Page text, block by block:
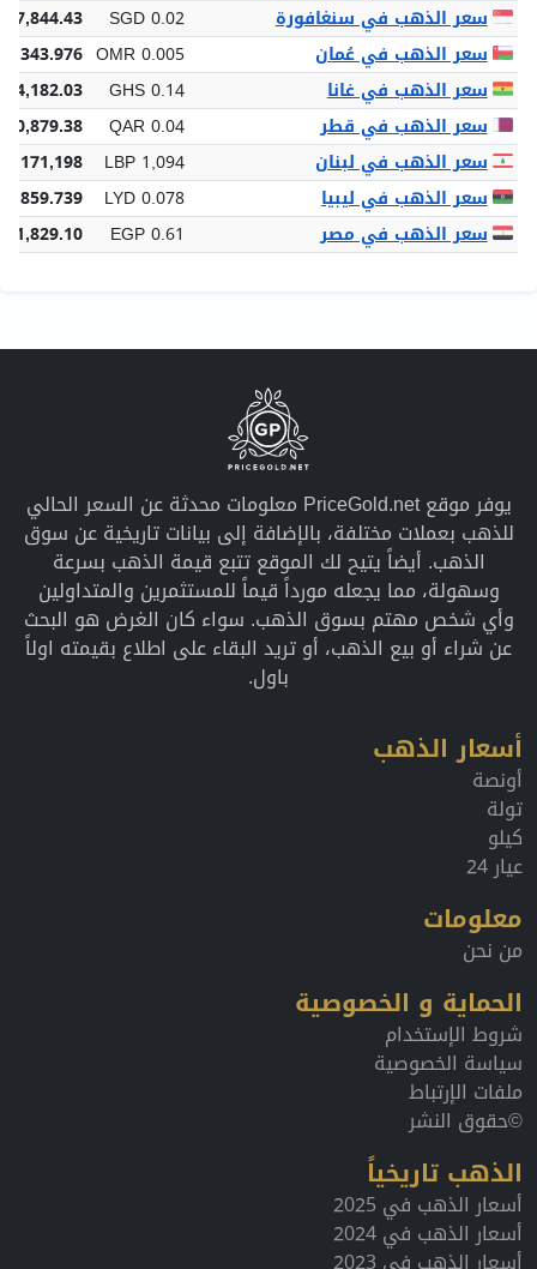
سعر الذهب في سنغافورة
SGD 0.02
سعر الذهب في عُمان
OMR 0.005
سعر الذهب في غانا
GHS 0.14
سعر الذهب في قطر
QAR 0.04
سعر الذهب في لبنان
LBP 1,094
سعر الذهب في ليبيا
LYD 0.078
سعر الذهب في مصر
EGP 0.61
يوفر موقع PriceGold.net معلومات محدثة عن السعر الحالي
للذهب بعملات مختلفة، بالإضافة إلى بيانات تاريخية عن سوق
الذهب. أيضاً يتيح لك الموقع تتبع قيمة الذهب بسرعة
وسهولة، مما يجعله مورداً قيماً للمستثمرين والمتداولين
وأي شخص مهتم بسوق الذهب. سواء كان الغرض هو البحث
عن شراء أو بيع الذهب، أو تريد البقاء على اطلاع بقيمته اولاً
باول.
أسعار الذهب
أونصة
تولة
كيلو
عيار 24
معلومات
من نحن
الحماية و الخصوصية
شروط الإستخدام
سياسة الخصوصية
ملفات الإرتباط
©حقوق النشر
الذهب تاريخياً
أسعار الذهب في 2025
أسعار الذهب في 2024